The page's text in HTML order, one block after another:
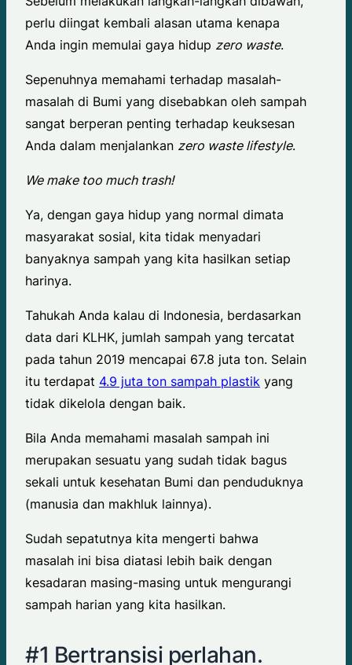
perlu diingat kembali alasan utama kenapa
Anda ingin memulai gaya hidup zero waste.
Sepenuhnya memahami terhadap masalah-
masalah di Bumi yang disebabkan oleh sampah
sangat berperan penting terhadap keuksesan
Anda dalam menjalankan zero waste lifestyle.
We make too much trash!
Ya, dengan gaya hidup yang normal dimata
masyarakat sosial, kita tidak menyadari
banyaknya sampah yang kita hasilkan setiap
harinya.
Tahukah Anda kalau di Indonesia, berdasarkan
data dari KLHK, jumlah sampah yang tercatat
pada tahun 2019 mencapai 67.8 juta ton. Selain
itu terdapat 4.9 juta ton sampah plastik yang
tidak dikelola dengan baik.
Bila Anda memahami masalah sampah ini
merupakan sesuatu yang sudah tidak bagus
sekali untuk kesehatan Bumi dan penduduknya
(manusia dan makhluk lainnya).
Sudah sepatutnya kita mengerti bahwa
masalah ini bisa diatasi lebih baik dengan
kesadaran masing-masing untuk mengurangi
sampah harian yang kita hasilkan.
#1 Bertransisi perlahan.